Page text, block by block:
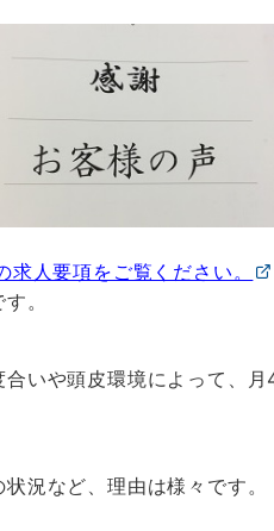
人要項をご覧ください。
。
いや頭皮環境によって、
況など、理由は様々です。